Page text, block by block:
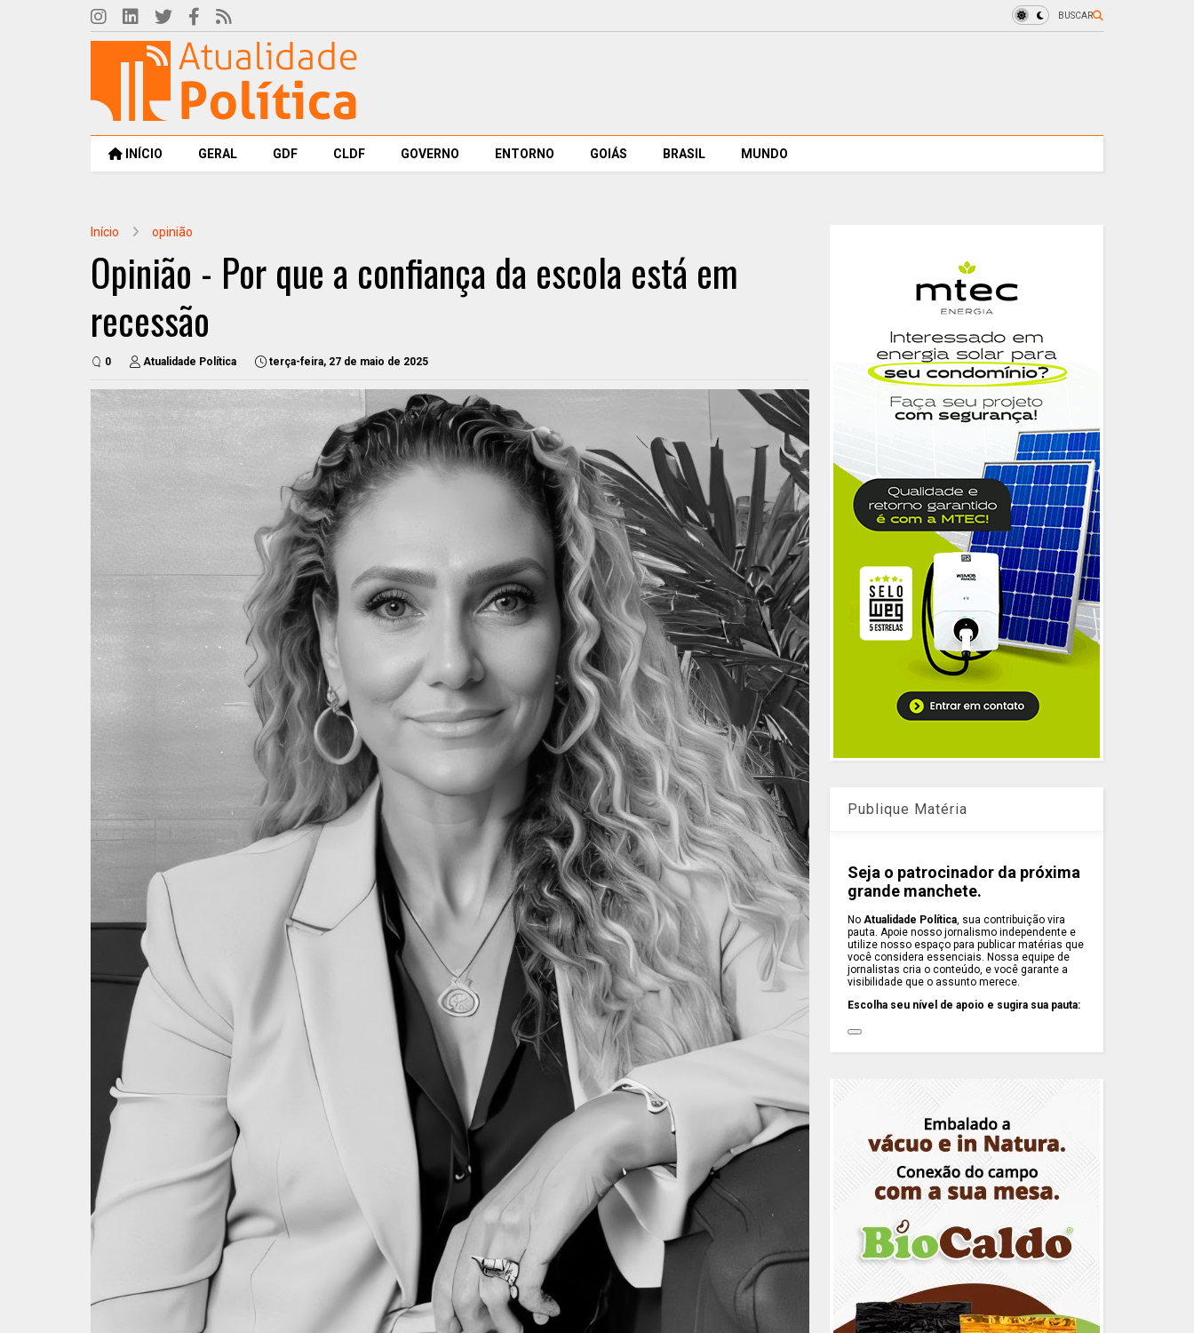
BUSCAR
INÍCIO GERAL GDF CLDF GOVERNO ENTORNO GOIÁS BRASIL MUNDO
Início opinião
Opinião - Por que a confiança da escola está em
recessão
0 Atualidade Política terça-feira, 27 de maio de 2025
Publique Matéria
Seja o patrocinador da próxima
grande manchete.
NoAtualidade Política, sua contribuição vira
pauta. Apoie nosso jornalismo independente e
utilize nosso espaço para publicar matérias que
você considera essenciais. Nossa equipe de
jornalistas cria o conteúdo, e você garante a
visibilidade que o assunto merece.
Escolha seu nível de apoio e sugira sua pauta: